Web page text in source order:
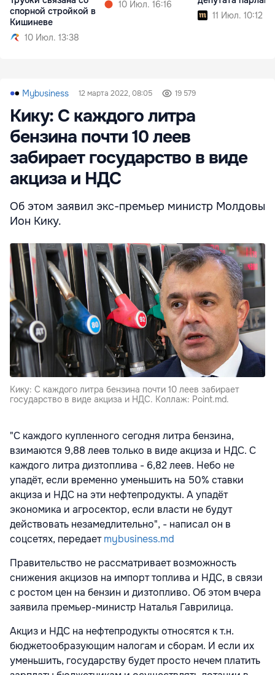
спорной стройкой в
Кишиневе
10 Июл. 13:38
10 Июл. 16:16
11 Июл. 10:12
Mybusiness 12 марта 2022, 08:05 19 579
Кику: С каждого литра
бензина почти 10 леев
забирает государство в виде
акциза и НДС
Об этом заявил экс-премьер министр Молдовы
Ион Кику.
Кику: С каждого литра бензина почти 10 леев забирает
государство в виде акциза и НДС. Коллаж: Point.md.
"С каждого купленного сегодня литра бензина,
взимаются 9,88 леев только в виде акциза и НДС. С
каждого литра дизтоплива - 6,82 леев. Небо не
упадёт, если временно уменьшить на 50% ставки
акциза и НДС на эти нефтепродукты. А упадёт
экономика и агросектор, если власти не будут
действовать незамедлительно", - написал он в
соцсетях, передаетmybusiness.md
Правительство не рассматривает возможность
снижения акцизов на импорт топлива и НДС, в связи
с ростом цен на бензин и дизтопливо. Об этом вчера
заявила премьер-министр Наталья Гаврилица.
Акциз и НДС на нефтепродукты относятся к т.н.
бюджетообразующим налогам и сборам. И если их
уменьшить, государству будет просто нечем платить